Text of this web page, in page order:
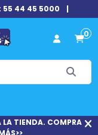
44 45 5000 |
0
LA TIENDA. COMPRA